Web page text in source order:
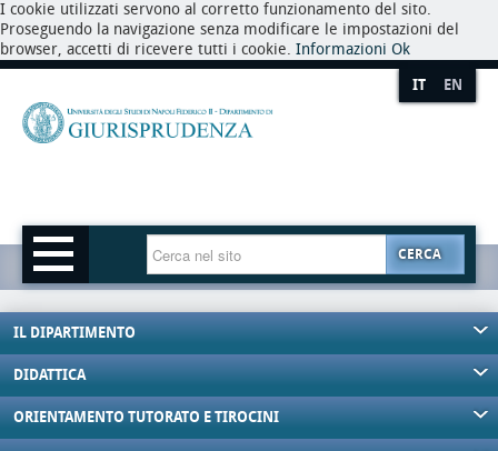
I cookie utilizzati servono al corretto funzionamento del sito.
Proseguendo la navigazione senza modificare le impostazioni del
browser, accetti di ricevere tutti i cookie. Informazioni Ok
IT EN
CERCA
IL DIPARTIMENTO
DIDATTICA
ORIENTAMENTO TUTORATO E TIROCINI